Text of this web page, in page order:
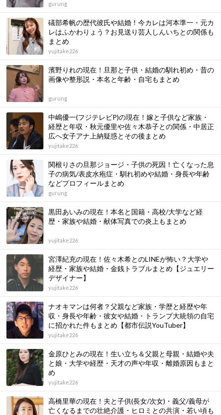
gurung
礒部希帆の歴代彼氏や結婚！今カレは河本準一・元カ
レはふかわりょう？お見送り芸人しんいちとの関係も
まとめ
yujitake226
濱野りれの現在！旦那と子供・結婚の馴れ初め・昔の
画像や整形説・本名と年齢・自宅もまとめ
gurung
中嶋優一(フジテレビP)の現在！嫁と子供など家族・
経歴と年収・秋元優里や佐々木恭子との関係・中居正
広へ女子アナ上納疑惑とその後まとめ
yujitake226
関根りさの旦那ジョージ・子供の死因！亡くなった息
子の病気/表皮水疱症・馴れ初めや結婚・身長や年齢
などプロフィールまとめ
gurung
黒田あいみの現在！本名と国籍・高校/大学など経
歴・家族や結婚・献体写真での炎上もまとめ
yujitake226
宮澤紀充の現在！佐々木希とのLINEが怖い？大学や
経歴・家族や結婚・金銭トラブルまとめ【ジュエリー
デザイナー】
yujitake226
ナオキマンは何者？父親など家族・学歴と経歴や年
収・身長や年齢・彼女や結婚・トランプ大統領の自宅
に招かれた件もまとめ【都市伝説YouTuber】
yujitake226
金原ひとみの現在！生い立ち＆父親と母親・結婚や夫
と娘・大学や経歴・天才の声や年収・離婚原因もまと
め
yujitake226
高橋里華の現在！夫と子供(長女/次女)・義父/義母が
亡くなるまでの壮絶介護・ヒロミとの共演・若い頃も